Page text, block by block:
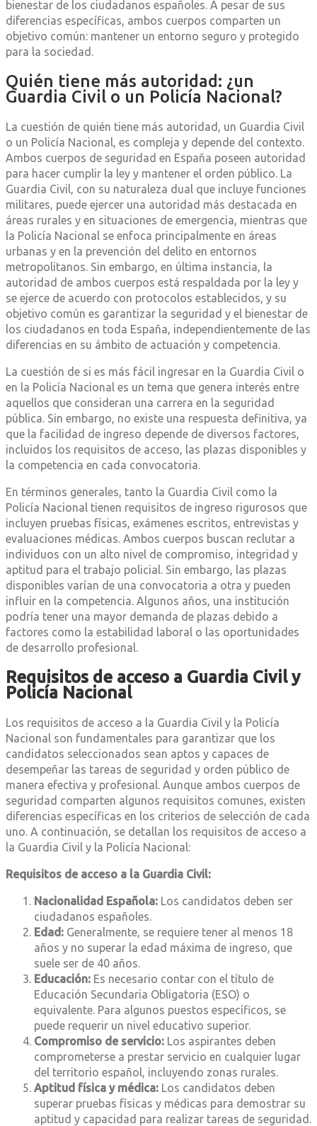
bienestar de los ciudadanos españoles. A pesar de sus
diferencias específicas, ambos cuerpos comparten un
objetivo común: mantener un entorno seguro y protegido
para la sociedad.
Quién tiene más autoridad: ¿un
Guardia Civil o un Policía Nacional?
La cuestión de quién tiene más autoridad, un Guardia Civil
o un Policía Nacional, es compleja y depende del contexto.
Ambos cuerpos de seguridad en España poseen autoridad
para hacer cumplir la ley y mantener el orden público. La
Guardia Civil, con su naturaleza dual que incluye funciones
militares, puede ejercer una autoridad más destacada en
áreas rurales y en situaciones de emergencia, mientras que
la Policía Nacional se enfoca principalmente en áreas
urbanas y en la prevención del delito en entornos
metropolitanos. Sin embargo, en última instancia, la
autoridad de ambos cuerpos está respaldada por la ley y
se ejerce de acuerdo con protocolos establecidos, y su
objetivo común es garantizar la seguridad y el bienestar de
los ciudadanos en toda España, independientemente de las
diferencias en su ámbito de actuación y competencia.
La cuestión de si es más fácil ingresar en la Guardia Civil o
en la Policía Nacional es un tema que genera interés entre
aquellos que consideran una carrera en la seguridad
pública. Sin embargo, no existe una respuesta definitiva, ya
que la facilidad de ingreso depende de diversos factores,
incluidos los requisitos de acceso, las plazas disponibles y
la competencia en cada convocatoria.
En términos generales, tanto la Guardia Civil como la
Policía Nacional tienen requisitos de ingreso rigurosos que
incluyen pruebas físicas, exámenes escritos, entrevistas y
evaluaciones médicas. Ambos cuerpos buscan reclutar a
individuos con un alto nivel de compromiso, integridad y
aptitud para el trabajo policial. Sin embargo, las plazas
disponibles varían de una convocatoria a otra y pueden
influir en la competencia. Algunos años, una institución
podría tener una mayor demanda de plazas debido a
factores como la estabilidad laboral o las oportunidades
de desarrollo profesional.
Requisitos de acceso a Guardia Civil y
Policía Nacional
Los requisitos de acceso a la Guardia Civil y la Policía
Nacional son fundamentales para garantizar que los
candidatos seleccionados sean aptos y capaces de
desempeñar las tareas de seguridad y orden público de
manera efectiva y profesional. Aunque ambos cuerpos de
seguridad comparten algunos requisitos comunes, existen
diferencias específicas en los criterios de selección de cada
uno. A continuación, se detallan los requisitos de acceso a
la Guardia Civil y la Policía Nacional:
Requisitos de acceso a la Guardia Civil:
Nacionalidad Española: Los candidatos deben ser
ciudadanos españoles.
Edad: Generalmente, se requiere tener al menos 18
años y no superar la edad máxima de ingreso, que
suele ser de 40 años.
Educación: Es necesario contar con el título de
Educación Secundaria Obligatoria (ESO) o
equivalente. Para algunos puestos específicos, se
puede requerir un nivel educativo superior.
Compromiso de servicio: Los aspirantes deben
comprometerse a prestar servicio en cualquier lugar
del territorio español, incluyendo zonas rurales.
Aptitud física y médica: Los candidatos deben
superar pruebas físicas y médicas para demostrar su
aptitud y capacidad para realizar tareas de seguridad.